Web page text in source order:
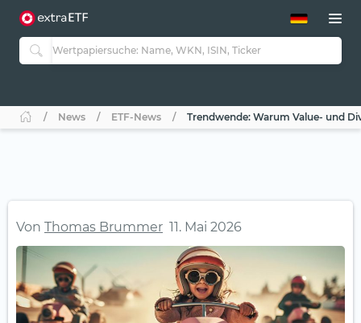
ETF-Guide 2.0
Guide Aktive ETFs
ETF-Sparpläne
News ETF-News Trendwende: Warum Value- und
Von Thomas Brummer 11. Mai 2026